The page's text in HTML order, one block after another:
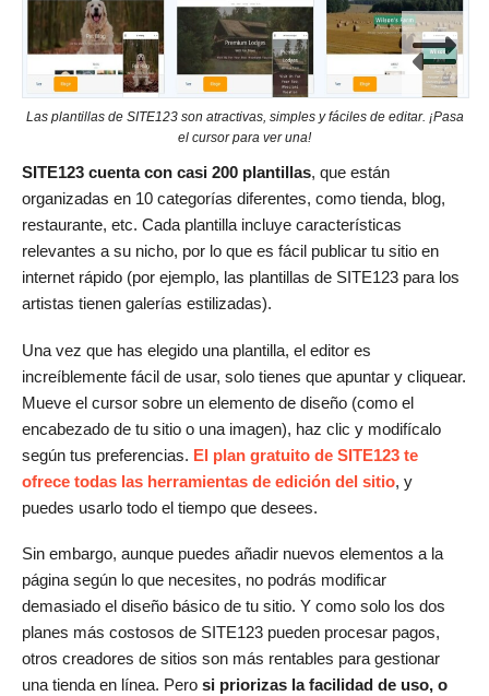
Las plantillas de SITE123 son atractivas, simples y fáciles de editar. ¡Pasa
el cursor para ver una!
SITE123 cuenta con casi 200 plantillas, que están
organizadas en 10 categorías diferentes, como tienda, blog,
restaurante, etc. Cada plantilla incluye características
relevantes a su nicho, por lo que es fácil publicar tu sitio en
internet rápido (por ejemplo, las plantillas de SITE123 para los
artistas tienen galerías estilizadas).
Una vez que has elegido una plantilla, el editor es
increíblemente fácil de usar, solo tienes que apuntar y cliquear.
Mueve el cursor sobre un elemento de diseño (como el
encabezado de tu sitio o una imagen), haz clic y modifícalo
según tus preferencias. El plan gratuito de SITE123 te
ofrece todas las herramientas de edición del sitio, y
puedes usarlo todo el tiempo que desees.
Sin embargo, aunque puedes añadir nuevos elementos a la
página según lo que necesites, no podrás modificar
demasiado el diseño básico de tu sitio. Y como solo los dos
planes más costosos de SITE123 pueden procesar pagos,
otros creadores de sitios son más rentables para gestionar
una tienda en línea. Pero si priorizas la facilidad de uso, o